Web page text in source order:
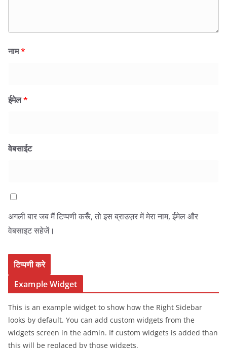
नाम*
ईमेल*
वेबसाईट
अगली बार जब मैं टिप्पणी करूँ, तो इस ब्राउज़र में मेरा नाम, ईमेल और
वेबसाइट सहेजें।
Example Widget
This is an example widget to show how the Right Sidebar
looks by default. You can add custom widgets from the
widgets screen in the admin. If custom widgets is added than
this will be replaced by those widgets.